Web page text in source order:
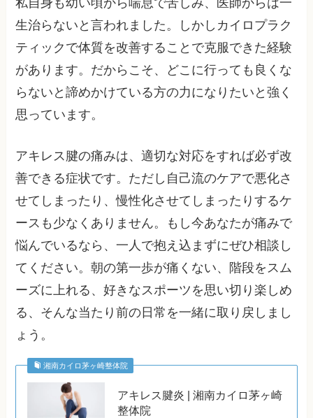
私自身も幼い頃から喘息で苦しみ、医師からは一
生治らないと言われました。しかしカイロプラク
ティックで体質を改善することで克服できた経験
があります。だからこそ、どこに行っても良くな
らないと諦めかけている方の力になりたいと強く
思っています。
アキレス腱の痛みは、適切な対応をすれば必ず改
善できる症状です。ただし自己流のケアで悪化さ
せてしまったり、慢性化させてしまったりするケ
ースも少なくありません。もし今あなたが痛みで
悩んでいるなら、一人で抱え込まずにぜひ相談し
てください。朝の第一歩が痛くない、階段をスム
ーズに上れる、好きなスポーツを思い切り楽しめ
る、そんな当たり前の日常を一緒に取り戻しまし
ょう。
湘南カイロ茅ヶ崎整体院
アキレス腱炎 | 湘南カイロ茅ヶ崎
整体院